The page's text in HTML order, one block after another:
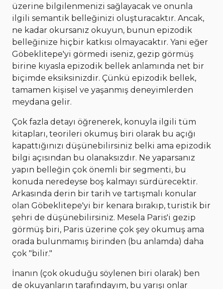
üzerine bilgilenmenizi sağlayacak ve onunla
ilgili semantik belleğinizi oluşturacaktır. Ancak,
ne kadar okursanız okuyun, bunun epizodik
belleğinize hiçbir katkısı olmayacaktır. Yani eğer
Göbeklitepe'yi görmedi iseniz, gezip görmüş
birine kıyasla epizodik bellek anlamında net bir
biçimde eksiksinizdir. Çünkü epizodik bellek,
tamamen kişisel ve yaşanmış deneyimlerden
meydana gelir.
Çok fazla detayı öğrenerek, konuyla ilgili tüm
kitapları, teorileri okumuş biri olarak bu açığı
kapattığınızı düşünebilirsiniz belki ama epizodik
bilgi açısından bu olanaksızdır. Ne yaparsanız
yapın belleğin çok önemli bir segmenti, bu
konuda neredeyse boş kalmayı sürdürecektir.
Arkasında derin bir tarih ve tartışmalı konular
olan Göbeklitepe'yi bir kenara bırakıp, turistik bir
şehri de düşünebilirsiniz. Mesela Paris'i gezip
görmüş biri, Paris üzerine çok şey okumuş ama
orada bulunmamış birinden (bu anlamda) daha
çok "bilir."
İnanın (çok okuduğu söylenen biri olarak) ben
de okuyanların tarafındayım, bu yarışı onlar